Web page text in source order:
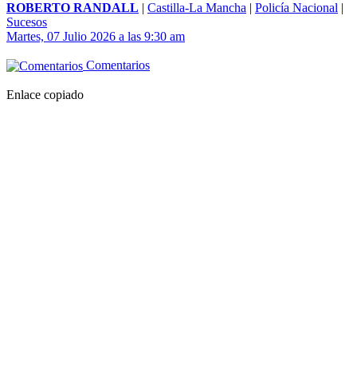
ROBERTO RANDALL | Castilla-La Mancha | Policía Nacional |
Sucesos
Martes, 07 Julio 2026 a las 9:30 am
Comentarios
Enlace copiado